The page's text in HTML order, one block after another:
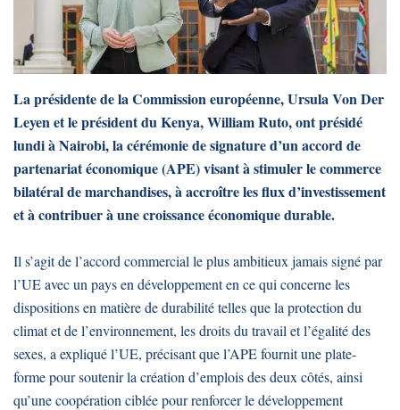
La présidente de la Commission européenne, Ursula Von Der
Leyen et le président du Kenya, William Ruto, ont présidé
lundi à Nairobi, la cérémonie de signature d’un accord de
partenariat économique (APE) visant à stimuler le commerce
bilatéral de marchandises, à accroître les flux d’investissement
et à contribuer à une croissance économique durable.
Il s’agit de l’accord commercial le plus ambitieux jamais signé par
l’UE avec un pays en développement en ce qui concerne les
dispositions en matière de durabilité telles que la protection du
climat et de l’environnement, les droits du travail et l’égalité des
sexes, a expliqué l’UE, précisant que l’APE fournit une plate-
forme pour soutenir la création d’emplois des deux côtés, ainsi
qu’une coopération ciblée pour renforcer le développement